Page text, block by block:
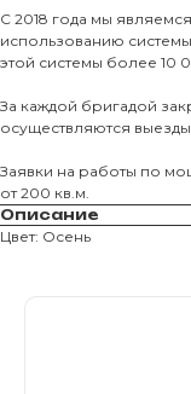
С 2018 года мы
использованию
этой системы более 10
За каждой бригадой
осуществляются
Заявки на работы по
от 200 кв.м.
Описание
Цвет: Осень